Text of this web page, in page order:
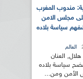
مندوب المغرب
مجلس الامن
سياسة بلاده
العالم
العنان
سياسة بلاده
الأمن ومن...